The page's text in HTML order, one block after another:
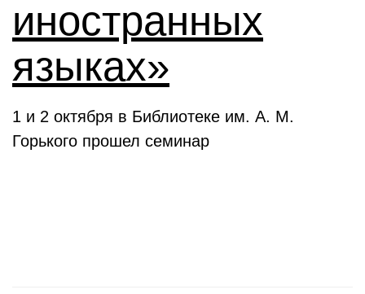
иностранных
языках»
1 и 2 октября в Библиотеке им. А. М.
Горького прошел семинар